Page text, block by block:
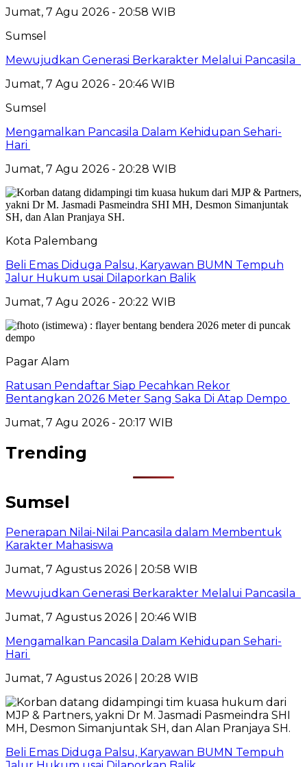
Jumat, 7 Agu 2026 - 20:58 WIB
Sumsel
Mewujudkan Generasi Berkarakter Melalui Pancasila
Jumat, 7 Agu 2026 - 20:46 WIB
Sumsel
Mengamalkan Pancasila Dalam Kehidupan Sehari-
Hari
Jumat, 7 Agu 2026 - 20:28 WIB
Kota Palembang
Beli Emas Diduga Palsu, Karyawan BUMN Tempuh
Jalur Hukum usai Dilaporkan Balik
Jumat, 7 Agu 2026 - 20:22 WIB
Pagar Alam
Ratusan Pendaftar Siap Pecahkan Rekor
Bentangkan 2026 Meter Sang Saka Di Atap Dempo
Jumat, 7 Agu 2026 - 20:17 WIB
Trending
Sumsel
Penerapan Nilai-Nilai Pancasila dalam Membentuk
Karakter Mahasiswa
Jumat, 7 Agustus 2026 | 20:58 WIB
Mewujudkan Generasi Berkarakter Melalui Pancasila
Jumat, 7 Agustus 2026 | 20:46 WIB
Mengamalkan Pancasila Dalam Kehidupan Sehari-
Hari
Jumat, 7 Agustus 2026 | 20:28 WIB
Beli Emas Diduga Palsu, Karyawan BUMN Tempuh